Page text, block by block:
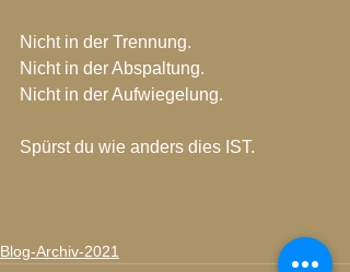
Nicht in der Trennung.
Nicht in der Abspaltung.
Nicht in der Aufwiegelung.
Spürst du wie anders dies IST.
Blog-Archiv-2021